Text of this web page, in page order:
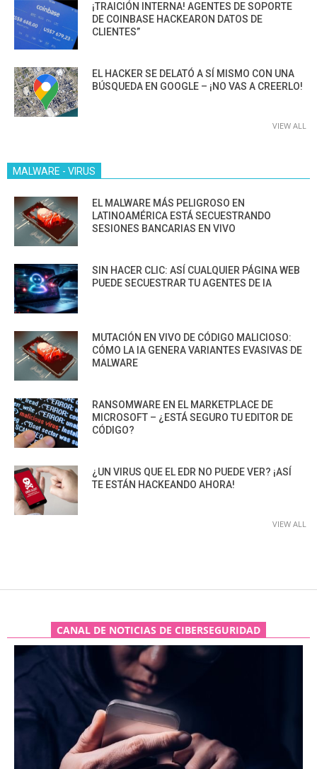
¡TRAICIÓN INTERNA! AGENTES DE SOPORTE
DE COINBASE HACKEARON DATOS DE
CLIENTES”
EL HACKER SE DELATÓ A SÍ MISMO CON UNA
BÚSQUEDA EN GOOGLE – ¡NO VAS A CREERLO!
VIEW ALL
MALWARE - VIRUS
EL MALWARE MÁS PELIGROSO EN
LATINOAMÉRICA ESTÁ SECUESTRANDO
SESIONES BANCARIAS EN VIVO
SIN HACER CLIC: ASÍ CUALQUIER PÁGINA WEB
PUEDE SECUESTRAR TU AGENTES DE IA
MUTACIÓN EN VIVO DE CÓDIGO MALICIOSO:
CÓMO LA IA GENERA VARIANTES EVASIVAS DE
MALWARE
RANSOMWARE EN EL MARKETPLACE DE
MICROSOFT – ¿ESTÁ SEGURO TU EDITOR DE
CÓDIGO?
¿UN VIRUS QUE EL EDR NO PUEDE VER? ¡ASÍ
TE ESTÁN HACKEANDO AHORA!
VIEW ALL
CANAL DE NOTICIAS DE CIBERSEGURIDAD